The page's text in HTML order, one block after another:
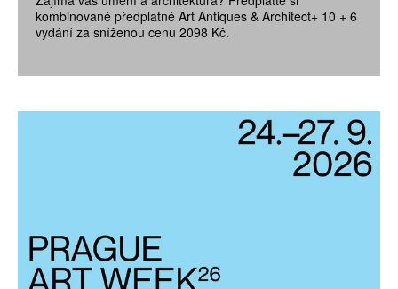
kombinované předplatné Art Antiques & Architect+ 10 + 6
vydání za sníženou cenu 2098 Kč.